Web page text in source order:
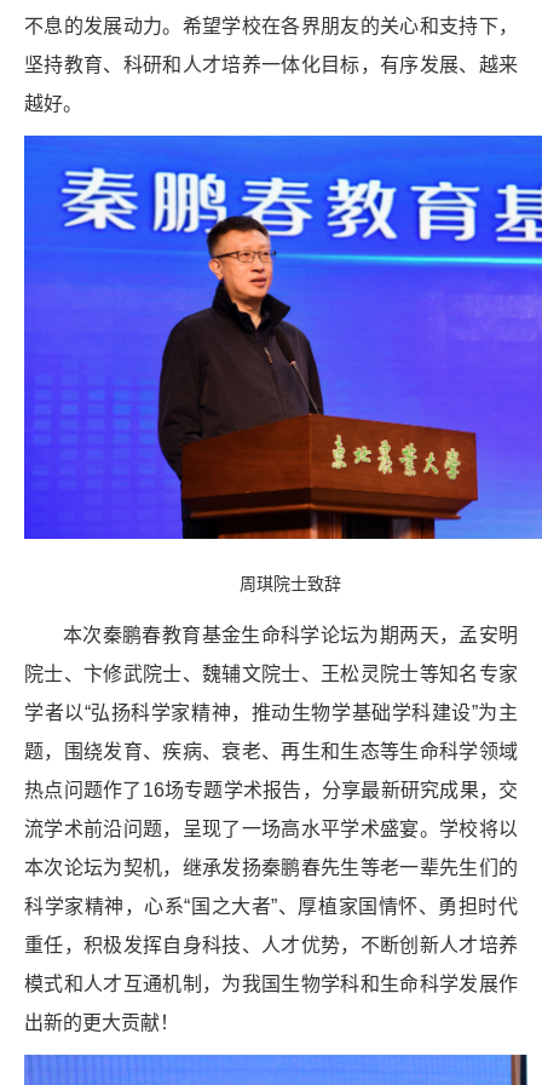
不息的发展动力。希望学校在各界朋友的关心和支持下，
坚持教育、科研和人才培养一体化目标，有序发展、越来
越好。
周琪院士致辞
本次秦鹏春教育基金生命科学论坛为期两天，孟安明
院士、卞修武院士、魏辅文院士、王松灵院士等知名专家
学者以“弘扬科学家精神，推动生物学基础学科建设”为主
题，围绕发育、疾病、衰老、再生和生态等生命科学领域
热点问题作了16场专题学术报告，分享最新研究成果，交
流学术前沿问题，呈现了一场高水平学术盛宴。学校将以
本次论坛为契机，继承发扬秦鹏春先生等老一辈先生们的
科学家精神，心系“国之大者”、厚植家国情怀、勇担时代
重任，积极发挥自身科技、人才优势，不断创新人才培养
模式和人才互通机制，为我国生物学科和生命科学发展作
出新的更大贡献！